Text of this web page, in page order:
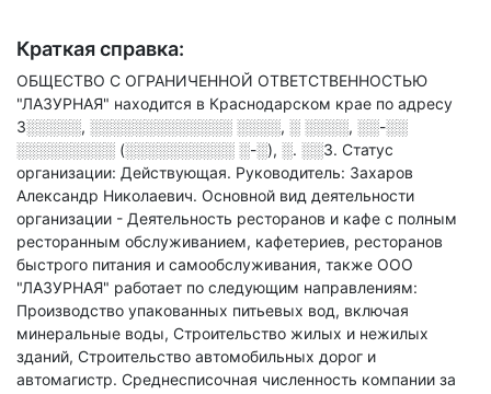
Краткая справка:
ОБЩЕСТВО С ОГРАНИЧЕННОЙ ОТВЕТСТВЕННОСТЬЮ
"ЛАЗУРНАЯ" находится в Краснодарском крае по адресу
3░░░░░, ░░░░░░░░░░░░░ ░░░░, ░ ░░░░, ░░-░░
░░░░░░░░░ (░░░░░░░░░░ ░-░), ░. ░░3. Статус
организации: Действующая. Руководитель: Захаров
Александр Николаевич. Основной вид деятельности
организации - Деятельность ресторанов и кафе с полным
ресторанным обслуживанием, кафетериев, ресторанов
быстрого питания и самообслуживания, также ООО
"ЛАЗУРНАЯ" работает по следующим направлениям:
Производство упакованных питьевых вод, включая
минеральные воды, Строительство жилых и нежилых
зданий, Строительство автомобильных дорог и
автомагистр. Среднесписочная численность компании за